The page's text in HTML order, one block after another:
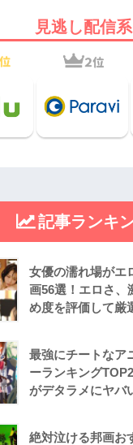
見逃し配信系
記事ランキ
女優の濡れ場がエ
画56選！エロさ、
め度を評価して厳
最強にチートなア
ーランキング
がデタラメにヤバ
絶対泣ける邦画お